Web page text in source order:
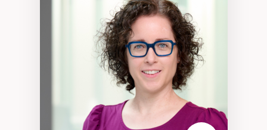
Ethnographie critique des environnements
d’apprentissage des étudiant.e.s
Approche transdisciplinaire des
compétences socioaffectives et
interculturelles
Didactique des langues secondes et
compétence pragmatique
Andragogie
Méthodologies de recherche qualitative